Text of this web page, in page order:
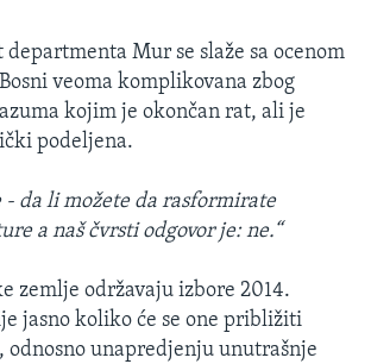
Mur se slaže sa ocenom
veoma komplikovana zbog
kojim je okončan rat, ali je
podeljena.
- da li možete da rasformirate
a naš čvrsti odgovor je: ne.“
zemlje održavaju izbore 2014.
jasno koliko će se one približiti
odnosno unapredjenju unutrašnje